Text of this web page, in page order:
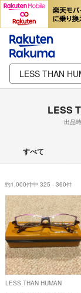
LESS
出品
すべて
約1,000件中 325 - 360件
LESS THAN HUMAN